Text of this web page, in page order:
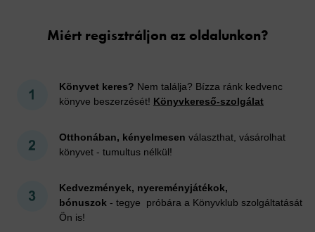
Miért regisztráljon az oldalunkon?
Könyvet keres? Nem találja? Bízza ránk kedvenc
könyve beszerzését! Könyvkereső-szolgálat
Otthonában, kényelmesen választhat, vásárolhat
könyvet - tumultus nélkül!
Kedvezmények, nyereményjátékok,
bónuszok - tegye próbára a Könyvklub szolgáltatását
Ön is!